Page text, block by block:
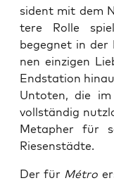
si­dent mit dem
te­re Rol­le
begeg­net in der
nen ein­zi­gen
End­sta­ti­on
Unto­ten, die
voll­stän­dig
Meta­pher für
Riesenstädte.
Der für Mét­ro